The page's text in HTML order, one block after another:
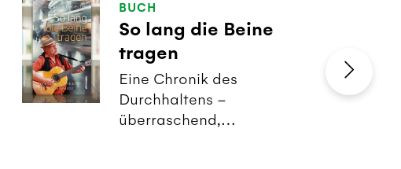
BUCH
So lang die Beine
tragen
Eine Chronik des
Durchhaltens –
überraschend,